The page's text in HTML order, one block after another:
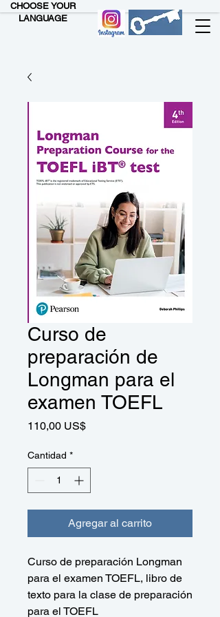
CHOOSE YOUR
LANGUAGE
Curso de
preparación de
Longman para el
examen TOEFL
110,00 US$Precio
Cantidad *
Agregar al carrito
Curso de preparación Longman
para el examen TOEFL, libro de
texto para la clase de preparación
para el TOEFL